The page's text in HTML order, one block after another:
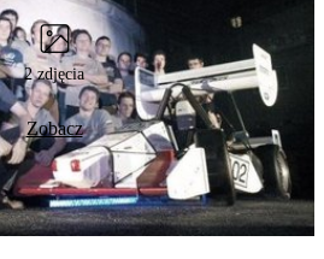
2 zdjęcia
Zobacz